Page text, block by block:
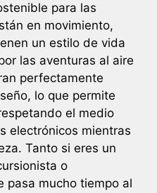
para las
en movimiento,
un estilo de vida
las aventuras al aire
perfectamente
lo que permite
el medio
electrónicos mientras
Tanto si eres un
o
pasa mucho tiempo al